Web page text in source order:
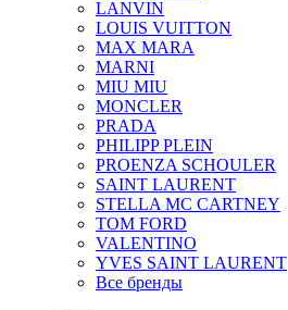
LANVIN
LOUIS VUITTON
MAX MARA
MARNI
MIU MIU
MONCLER
PRADA
PHILIPP PLEIN
PROENZA SCHOULER
SAINT LAURENT
STELLA MC CARTNEY
TOM FORD
VALENTINO
YVES SAINT LAURENT
Все бренды